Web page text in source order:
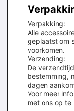
Verpakking:
Alle
geplaatst om
voorkomen.
Verzending:
De
bestemming,
dagen
Voor meer
met ons op te